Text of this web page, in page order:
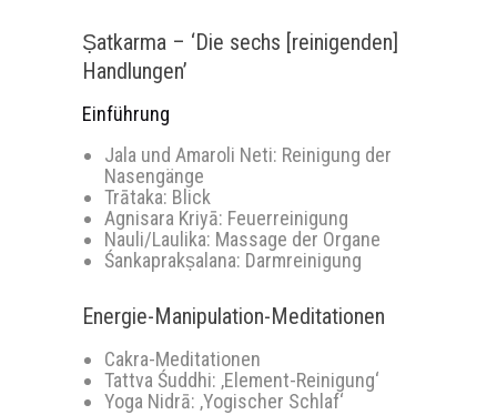
Ṣatkarma – ‘Die sechs [reinigenden]
Handlungen’
Einführung
Jala und Amaroli Neti: Reinigung der
Nasengänge
Trātaka: Blick
Agnisara Kriyā: Feuerreinigung
Nauli/Laulika: Massage der Organe
Śankaprakṣalana: Darmreinigung
Energie-Manipulation-Meditationen
Cakra-Meditationen
Tattva Śuddhi: ‚Element-Reinigung‘
Yoga Nidrā: ‚Yogischer Schlaf‘